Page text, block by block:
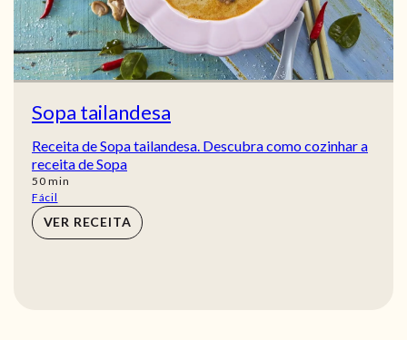
Sopa tailandesa
Receita de Sopa tailandesa. Descubra como cozinhar a
receita de Sopa
50min
min
Fácil
VER RECEITA